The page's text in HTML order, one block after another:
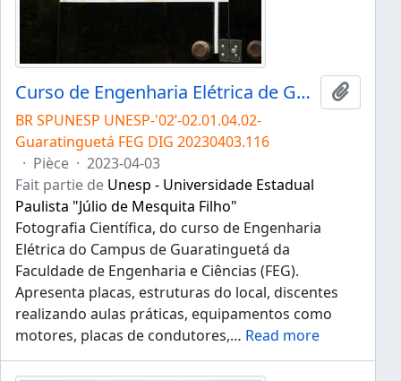
Curso de Engenharia Elétrica de Guaratinguetá
Ajouter
BR SPUNESP UNESP-'02’-02.01.04.02-
Guaratinguetá FEG DIG 20230403.116
· Pièce · 2023-04-03
Fait partie de Unesp - Universidade Estadual
Paulista "Júlio de Mesquita Filho"
Fotografia Científica, do curso de Engenharia
Elétrica do Campus de Guaratinguetá da
Faculdade de Engenharia e Ciências (FEG).
Apresenta placas, estruturas do local, discentes
realizando aulas práticas, equipamentos como
motores, placas de condutores,… Read more